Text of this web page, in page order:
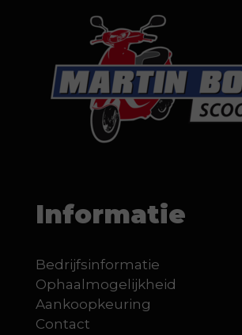
Informatie
Bedrijfsinformatie
Ophaalmogelijkheid
Aankoopkeuring
Contact